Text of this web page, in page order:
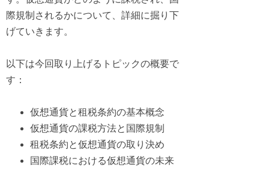
際規制されるかについて、詳細に掘り下
げていきます。
以下は今回取り上げるトピックの概要で
す：
仮想通貨と租税条約の基本概念
仮想通貨の課税方法と国際規制
租税条約と仮想通貨の取り決め
国際課税における仮想通貨の未来